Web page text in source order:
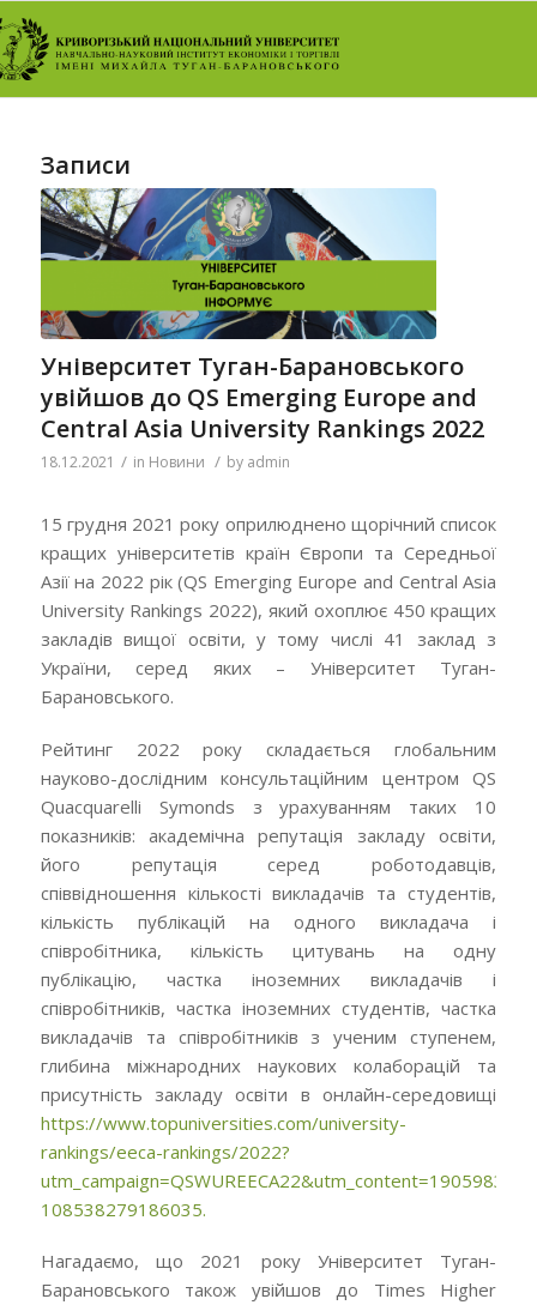
Записи
Університет Туган-Барановського
увійшов до QS Emerging Europe and
Central Asia University Rankings 2022
18.12.2021 / in Новини / by admin
15 грудня 2021 року оприлюднено щорічний список
кращих університетів країн Європи та Середньої
Азії на 2022 рік (QS Emerging Europe and Central Asia
University Rankings 2022), який охоплює 450 кращих
закладів вищої освіти, у тому числі 41 заклад з
України, серед яких – Університет Туган-
Барановського.
Рейтинг 2022 року складається глобальним
науково-дослідним консультаційним центром QS
Quacquarelli Symonds з урахуванням таких 10
показників: академічна репутація закладу освіти,
його репутація серед роботодавців,
співвідношення кількості викладачів та студентів,
кількість публікацій на одного викладача і
співробітника, кількість цитувань на одну
публікацію, частка іноземних викладачів і
співробітників, частка іноземних студентів, частка
викладачів та співробітників з ученим ступенем,
глибина міжнародних наукових колаборацій та
присутність закладу освіти в онлайн-середовищі
https://www.topuniversities.com/university-
rankings/eeca-rankings/2022?
108538279186035.
Нагадаємо, що 2021 року Університет Туган-
Барановського також увійшов до Times Higher